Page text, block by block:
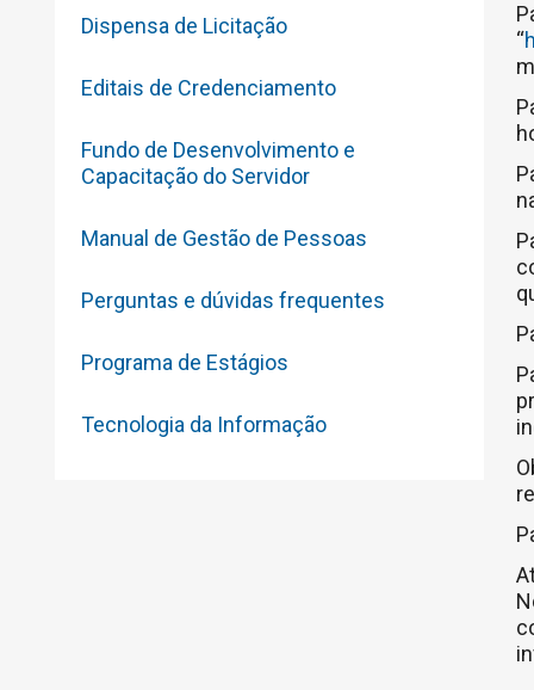
Dispensa de Licitação
Editais de Credenciamento
Fundo de Desenvolvimento e
Capacitação do Servidor
Manual de Gestão de Pessoas
Perguntas e dúvidas frequentes
Programa de Estágios
Tecnologia da Informação
“